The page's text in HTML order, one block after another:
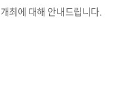
최에 대해 안내드립니다.